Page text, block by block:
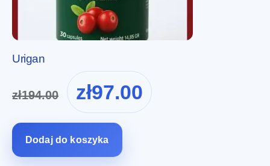
Urigan
zł194.00
Pierwotna
cena
wynosiła:
zł97.00
cena
Dodaj do koszyka